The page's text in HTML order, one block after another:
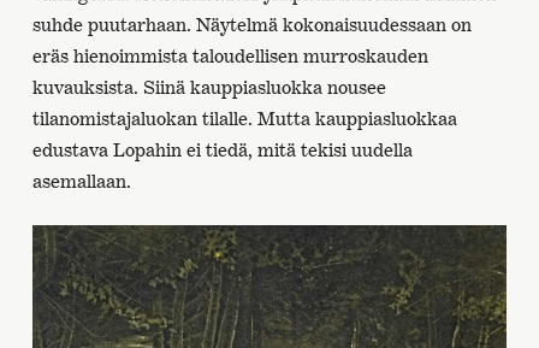
suhde puutarhaan. Näytelmä kokonaisuudessaan on
eräs hienoimmista taloudellisen murroskauden
kuvauksista. Siinä kauppiasluokka nousee
tilanomistajaluokan tilalle. Mutta kauppiasluokkaa
edustava Lopahin ei tiedä, mitä tekisi uudella
asemallaan.